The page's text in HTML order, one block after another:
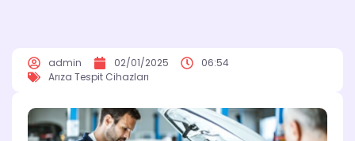
admin 02/01/2025
06:54
Arıza Tespit Cihazları